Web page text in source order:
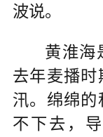
波说。
黄淮海
去年麦播时
汛。绵绵
不下去，